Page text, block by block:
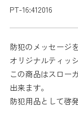
PT-16:412016
防犯のメッセージ
オリジナルティッ
この商品はスロー
出来ます。
防犯用品として啓